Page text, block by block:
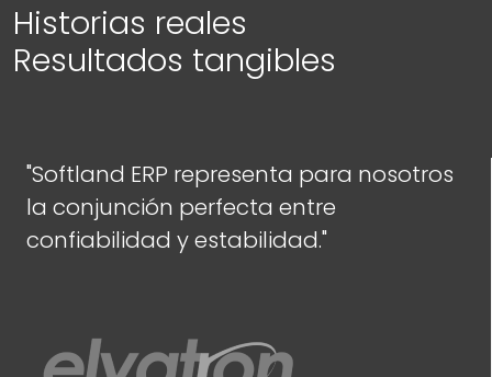
Historias reales
Resultados tangibles
"Softland ERP representa para nosotros
la conjunción perfecta entre
confiabilidad y estabilidad."